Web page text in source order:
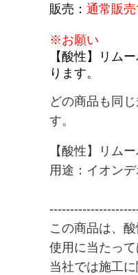
IMAKIRE ナノ金
CLEANSINGTONER（
ナノシルバーコーティン
【№999e“F”】ナノカー
【№5000“F”】ナノダイ
【Beauty“F”】ナノシル
【 PG1-7MAX“F”】 高
販売： 通常販
※お願い
【酸性】リム
ります。
どの商品も同
す。
【酸性】リム
用途：イオン
この商品は、酸
使用に当たっ
当社では施工